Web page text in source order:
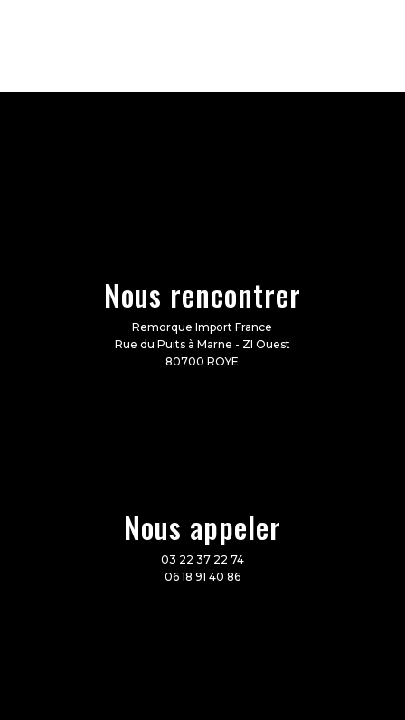
Nous rencontrer
Remorque Import France
Rue du Puits à Marne - ZI Ouest
80700 ROYE
Nous appeler
03 22 37 22 74
06 18 91 40 86